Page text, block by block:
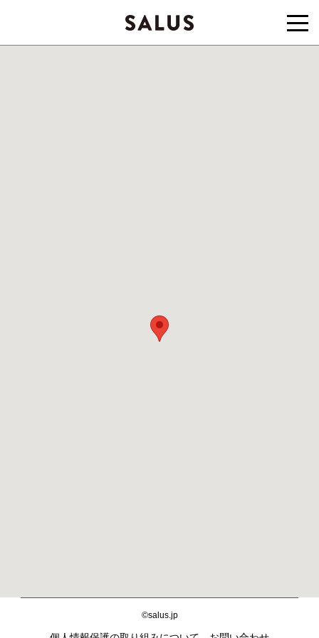
©salus.jp